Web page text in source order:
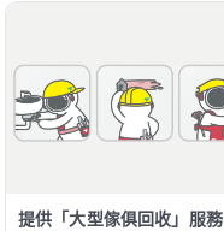
提供「大型傢俱回收」服務